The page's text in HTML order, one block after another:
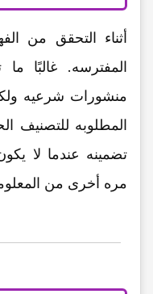
أثناء التحقق من
المفترسه. غالبًا
منشورات شرعیه
المطلوبه للتصنیف
تضمینه عندما لا
مره أخرى من